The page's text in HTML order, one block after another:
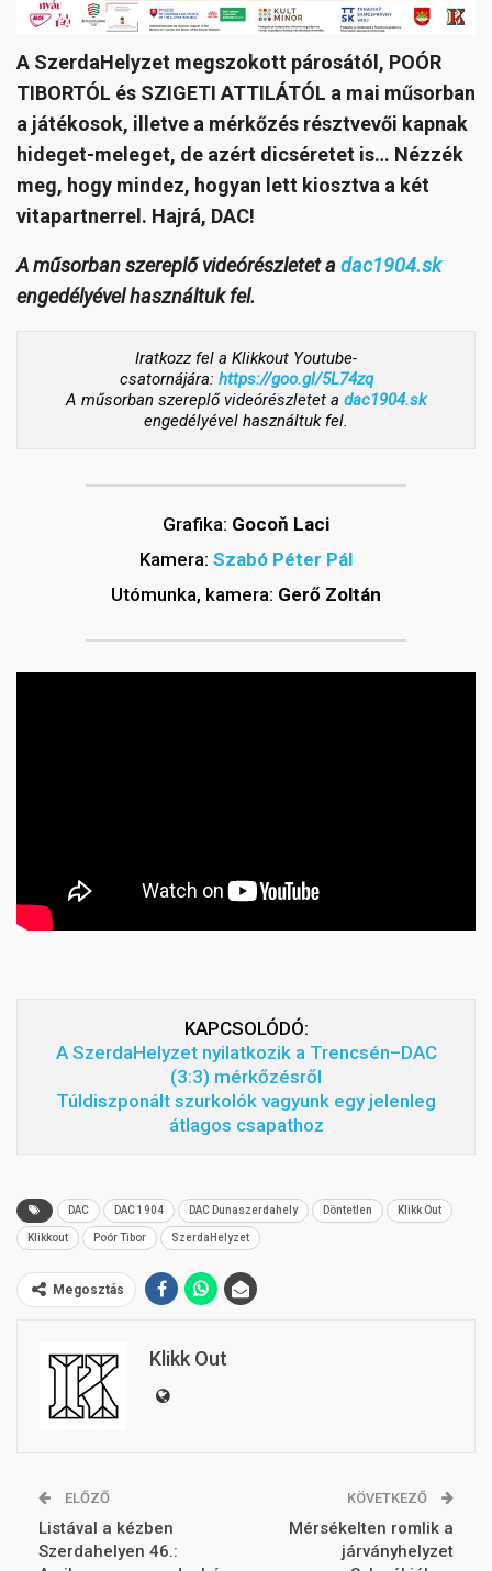
A SzerdaHelyzet megszokott párosától, POÓR
TIBORTÓL és SZIGETI ATTILÁTÓL a mai műsorban
a játékosok, illetve a mérkőzés résztvevői kapnak
hideget-meleget, de azért dicséretet is… Nézzék
meg, hogy mindez, hogyan lett kiosztva a két
vitapartnerrel. Hajrá, DAC!
A műsorban szereplő videórészletetadac1904.sk
engedélyével használtuk fel.
Iratkozz fel a Klikkout Youtube-
csatornájára: https://goo.gl/5L74zq
A műsorban szereplő videórészletet a dac1904.sk
engedélyével használtuk fel.
Grafika: Gocoň Laci
Kamera: Szabó Péter Pál
Utómunka, kamera: Gerő Zoltán
KAPCSOLÓDÓ:
A SzerdaHelyzet nyilatkozik a Trencsén–DAC
(3:3) mérkőzésről
Túldiszponált szurkolók vagyunk egy jelenleg
átlagos csapathoz
DAC DAC 1904 DAC Dunaszerdahely Döntetlen Klikk Out
Klikkout Poór Tibor SzerdaHelyzet
Megosztás
Klikk Out
ELŐZŐ
Listával a kézben
Szerdahelyen 46.:
KÖVETKEZŐ
Mérsékelten romlik a
járványhelyzet